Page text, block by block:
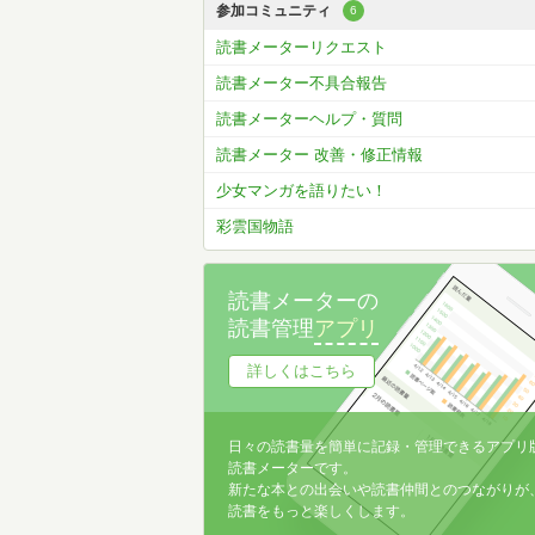
参加コミュニティ 6
読書メーターリクエスト
読書メーター不具合報告
読書メーターヘルプ・質問
読書メーター 改善・修正情報
少女マンガを語りたい！
彩雲国物語
読書メーターの
読書管理アプリ
詳しくはこちら
日々の読書量を簡単に記録・管理できるアプリ
読書メーターです。
新たな本との出会いや読書仲間とのつながりが
読書をもっと楽しくします。